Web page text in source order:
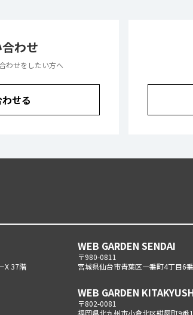
わせ
わせをしたい方へ
せる
X 37階
WEB GARDEN SENDAI
〒980-0811
宮城県仙台市青葉区一番町4丁目6
WEB GARDEN
〒802-0081